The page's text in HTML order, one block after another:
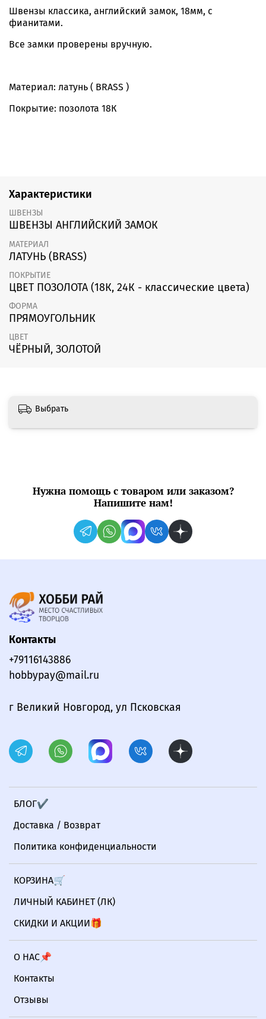
Швензы классика, английский замок, 18мм, с
фианитами.
Все замки проверены вручную.
Материал: латунь ( BRASS )
Покрытие: позолота 18К
Характеристики
ШВЕНЗЫ
ШВЕНЗЫ АНГЛИЙСКИЙ ЗАМОК
МАТЕРИАЛ
ЛАТУНЬ (BRASS)
ПОКРЫТИЕ
ЦВЕТ ПОЗОЛОТА (18К, 24К - классические цвета)
ФОРМА
ПРЯМОУГОЛЬНИК
ЦВЕТ
ЧЁРНЫЙ, ЗОЛОТОЙ
Выбрать
Нужна помощь с товаром или заказом?
Напишите нам!
БЛОГ✔
Доставка / Возврат
Политика конфиденциальности
КОРЗИНА🛒
ЛИЧНЫЙ КАБИНЕТ (ЛК)
СКИДКИ И АКЦИИ🎁
О НАС📌
Контакты
Отзывы
Контакты
+79116143886
hobbypay@mail.ru
г Великий Новгород, ул Псковская